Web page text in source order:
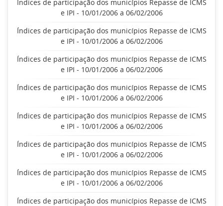
Índices de participação dos municípios Repasse de ICMS
e IPI - 10/01/2006 a 06/02/2006
Índices de participação dos municípios Repasse de ICMS
e IPI - 10/01/2006 a 06/02/2006
Índices de participação dos municípios Repasse de ICMS
e IPI - 10/01/2006 a 06/02/2006
Índices de participação dos municípios Repasse de ICMS
e IPI - 10/01/2006 a 06/02/2006
Índices de participação dos municípios Repasse de ICMS
e IPI - 10/01/2006 a 06/02/2006
Índices de participação dos municípios Repasse de ICMS
e IPI - 10/01/2006 a 06/02/2006
Índices de participação dos municípios Repasse de ICMS
e IPI - 10/01/2006 a 06/02/2006
Índices de participação dos municípios Repasse de ICMS